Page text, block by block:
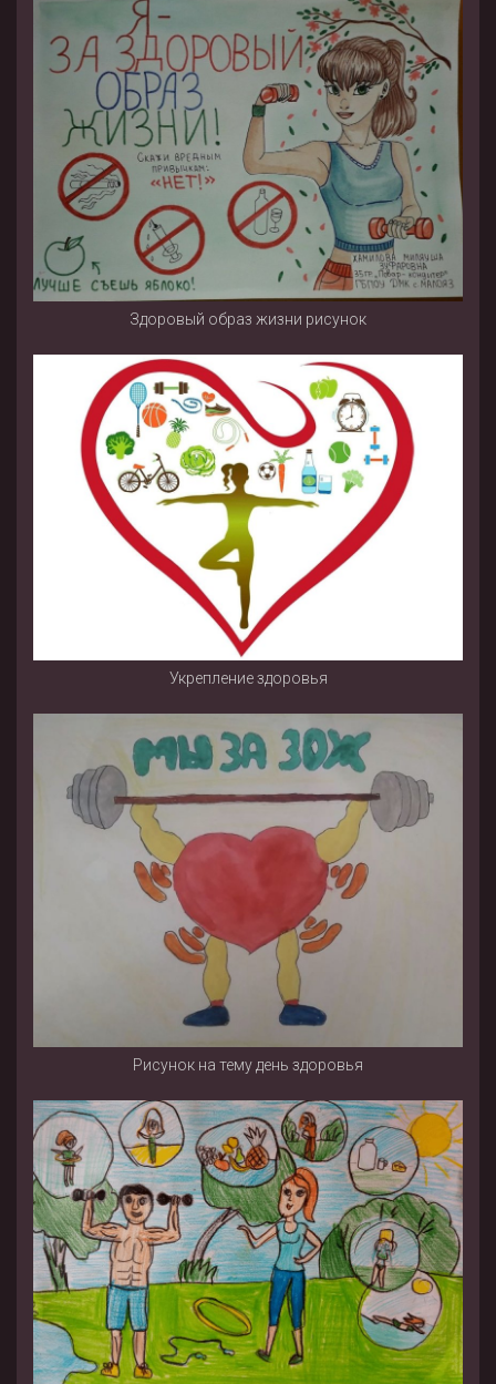
Здоровый образ жизни рисунок
Укрепление здоровья
Рисунок на тему день здоровья